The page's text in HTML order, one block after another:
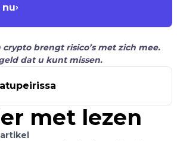
nu›
brengt risico’s met zich mee.
dat u kunt missen.
met lezen